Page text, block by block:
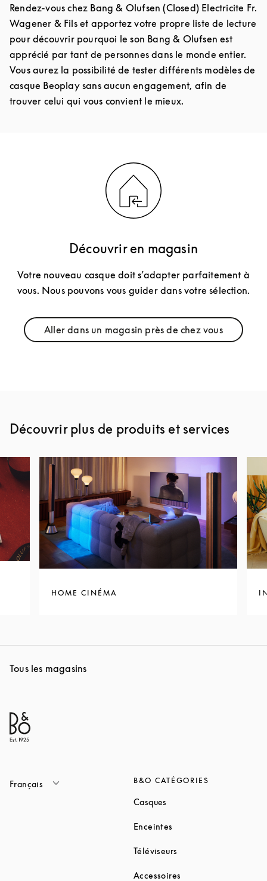
Rendez-vous chez Bang & Olufsen (Closed) Electricite Fr.
Wagener & Fils et apportez votre propre liste de lecture
pour découvrir pourquoi le son Bang & Olufsen est
apprécié par tant de personnes dans le monde entier.
Vous aurez la possibilité de tester différents modèles de
casque Beoplay sans aucun engagement, afin de
trouver celui qui vous convient le mieux.
Découvrir en magasin
Votre nouveau casque doit s’adapter parfaitement à
vous. Nous pouvons vous guider dans votre sélection.
Aller dans un magasin près de chez vous
Link Opens in New Tab
Découvrir plus de produits et services
HOME CINÉMA
Tous les magasins
Français B&O CATÉGORIES
Casques
Enceintes
Téléviseurs
Accessoires